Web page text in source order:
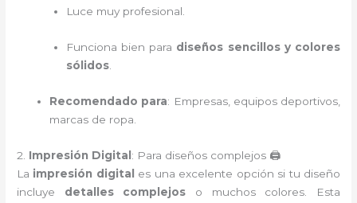
Luce muy profesional.
Funciona bien para diseños sencillos y colores
sólidos.
Recomendado para: Empresas, equipos deportivos,
marcas de ropa.
2. Impresión Digital : Para diseños complejos 🖨️
La impresión digital
es una excelente opción si tu diseño
incluye detalles complejos o muchos colores. Esta